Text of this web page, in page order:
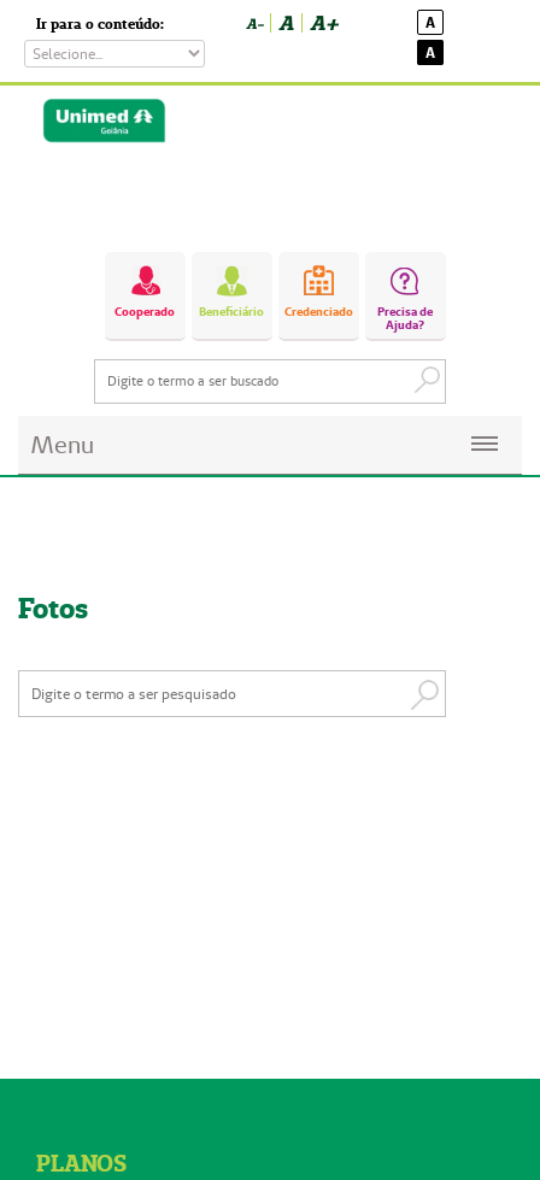
Ir para o conteúdo: A- A A+
A
A
Cooperado Beneficiário Credenciado
Precisa de
Ajuda?
Menu
Serviços On-line
Institucional
Fotos
PLANOS